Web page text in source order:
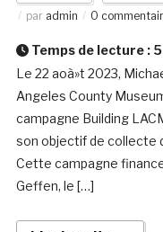
par admin 0
Temps de lecture : 5
Le 22 aoà»t 2023,
Angeles County
campagne Building
son objectif de collecte
Cette campagne
Geffen, le […]